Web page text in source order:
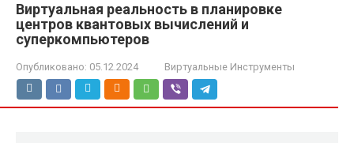
Виртуальная реальность в планировке
центров квантовых вычислений и
суперкомпьютеров
Опубликовано: 05.12.2024 Виртуальные Инструменты